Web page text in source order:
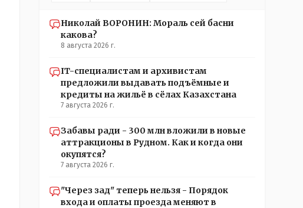
Николай ВОРОНИН: Мораль сей басни
какова?
8 августа 2026 г.
IT-специалистам и архивистам
предложили выдавать подъёмные и
кредиты на жильё в сёлах Казахстана
7 августа 2026 г.
Забавы ради - 300 млн вложили в новые
аттракционы в Рудном. Как и когда они
окупятся?
7 августа 2026 г.
"Через зад" теперь нельзя - Порядок
входа и оплаты проезда меняют в